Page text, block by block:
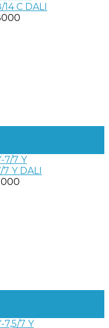
C DALI
Y DALI